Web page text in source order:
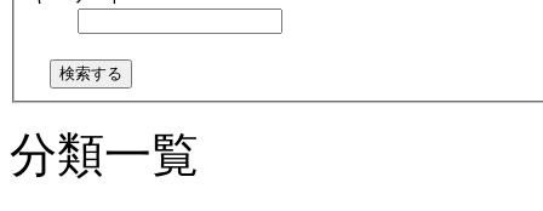
分類一覧